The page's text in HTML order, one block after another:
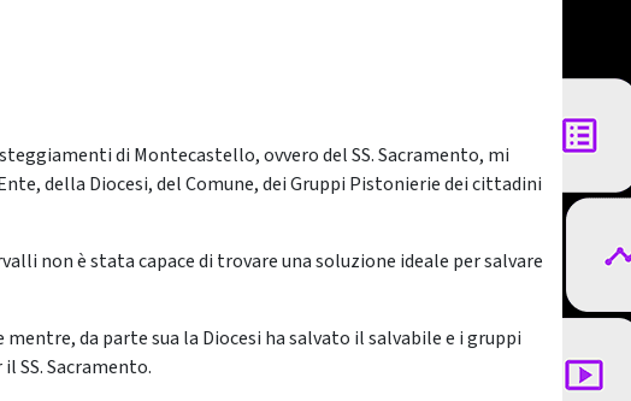
di Montecastello, ovvero del SS. Sacramento, mi
della Diocesi, del Comune, dei Gruppi Pistonierie dei cittadini
non è stata capace di trovare una soluzione ideale per salvare
da parte sua la Diocesi ha salvato il salvabile e i gruppi
SS. Sacramento.